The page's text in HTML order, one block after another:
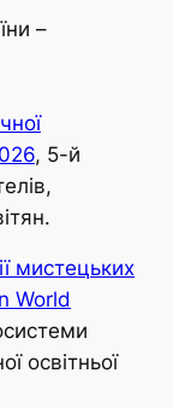
–
, 5-й
мистецьких
World
освітньої